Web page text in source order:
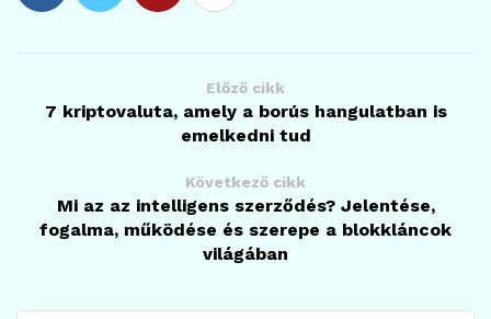
Előző cikk
7 kriptovaluta, amely a borús hangulatban is
emelkedni tud
Következő cikk
Mi az az intelligens szerződés? Jelentése,
fogalma, működése és szerepe a blokkláncok
világában